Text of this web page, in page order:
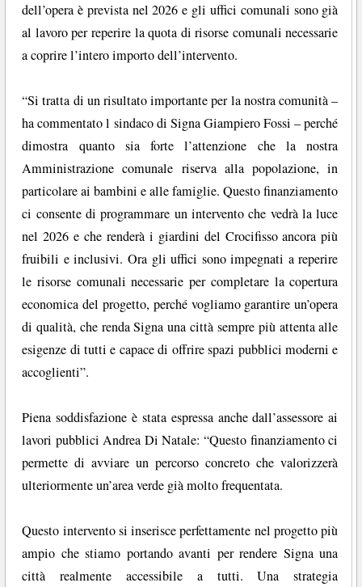
dell’opera è prevista nel 2026 e gli uffici comunali sono già
al lavoro per reperire la quota di risorse comunali necessarie
a coprire l’intero importo dell’intervento.
“Si tratta di un risultato importante per la nostra comunità –
ha commentato l sindaco di Signa Giampiero Fossi – perché
dimostra quanto sia forte l’attenzione che la nostra
Amministrazione comunale riserva alla popolazione, in
particolare ai bambini e alle famiglie. Questo finanziamento
ci consente di programmare un intervento che vedrà la luce
nel 2026 e che renderà i giardini del Crocifisso ancora più
fruibili e inclusivi. Ora gli uffici sono impegnati a reperire
le risorse comunali necessarie per completare la copertura
economica del progetto, perché vogliamo garantire un’opera
di qualità, che renda Signa una città sempre più attenta alle
esigenze di tutti e capace di offrire spazi pubblici moderni e
accoglienti”.
Piena soddisfazione è stata espressa anche dall’assessore ai
lavori pubblici Andrea Di Natale: “Questo finanziamento ci
permette di avviare un percorso concreto che valorizzerà
ulteriormente un’area verde già molto frequentata.
Questo intervento si inserisce perfettamente nel progetto più
ampio che stiamo portando avanti per rendere Signa una
città realmente accessibile a tutti. Una strategia